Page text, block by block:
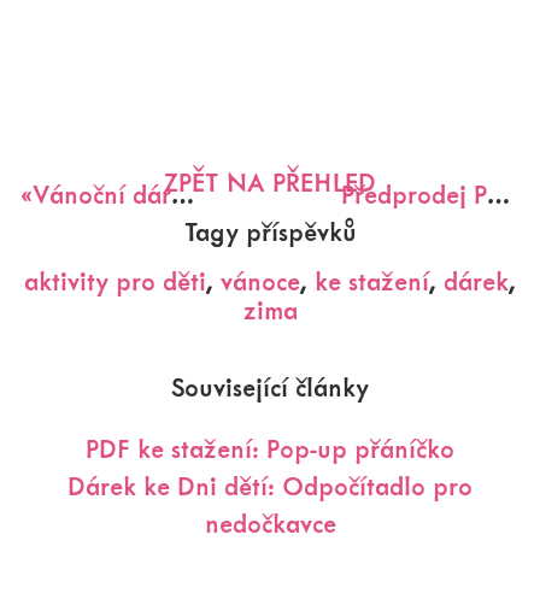
«Vánoční dárek ke stažení + novinka z naší dílny Předprodej Pracovních listů MIMINKO!
ZPĚT NA PŘEHLED
Tagy příspěvků
aktivity pro děti, vánoce, ke stažení, dárek,
zima
Související články
PDF ke stažení: Pop-up přáníčko
Dárek ke Dni dětí: Odpočítadlo pro
nedočkavce